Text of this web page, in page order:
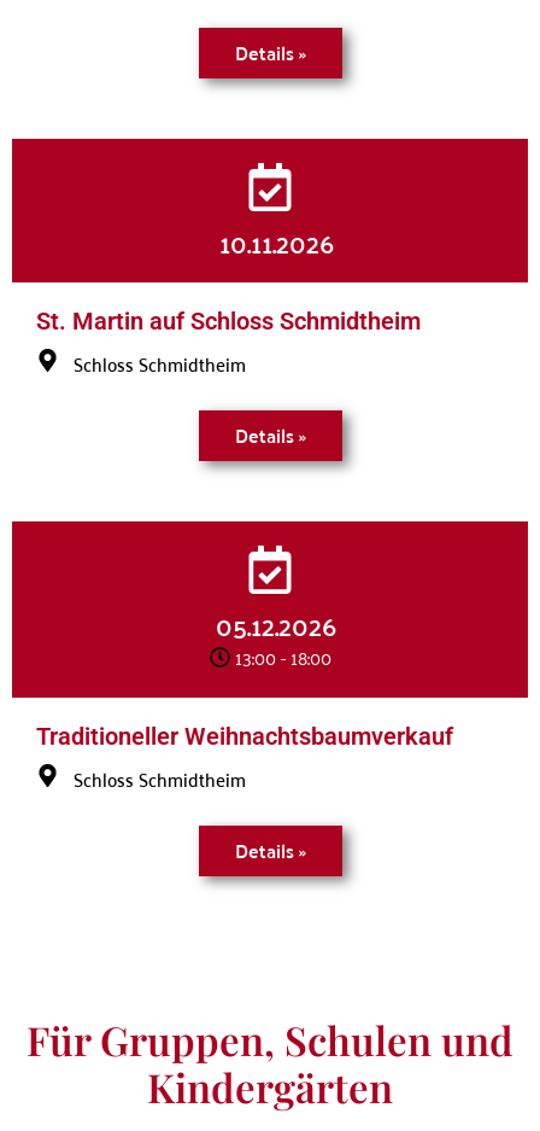
Details »
10.11.2026
St. Martin auf Schloss Schmidtheim
Schloss Schmidtheim
Details »
05.12.2026
13:00- 18:00
Traditioneller Weihnachtsbaumverkauf
Schloss Schmidtheim
Details »
Für Gruppen, Schulen und
Kindergärten